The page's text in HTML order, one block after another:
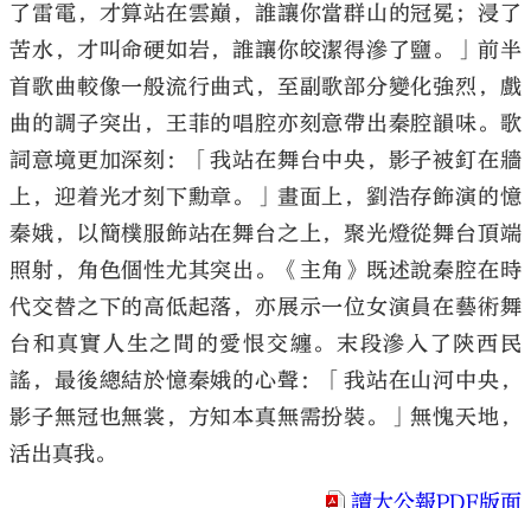
了雷電，才算站在雲巔，誰讓你當群山的冠冕；浸了
苦水，才叫命硬如岩，誰讓你皎潔得滲了鹽。」前半
首歌曲較像一般流行曲式，至副歌部分變化強烈，戲
曲的調子突出，王菲的唱腔亦刻意帶出秦腔韻味。歌
詞意境更加深刻：「我站在舞台中央，影子被釘在牆
上，迎着光才刻下勳章。」畫面上，劉浩存飾演的憶
秦娥，以簡樸服飾站在舞台之上，聚光燈從舞台頂端
照射，角色個性尤其突出。《主角》既述說秦腔在時
代交替之下的高低起落，亦展示一位女演員在藝術舞
台和真實人生之間的愛恨交纏。末段滲入了陝西民
謠，最後總結於憶秦娥的心聲：「我站在山河中央，
影子無冠也無裳，方知本真無需扮裝。」無愧天地，
活出真我。